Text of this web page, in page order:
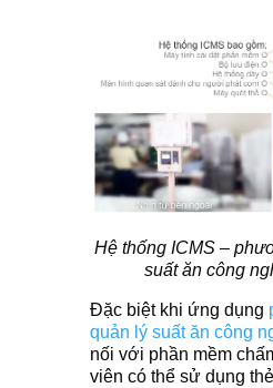
Hệ thống ICMS –
suất ăn công
Đặc biệt khi ứng dụng
quản lý suất ăn công
nối với phần mềm
viên có thể sử dụng